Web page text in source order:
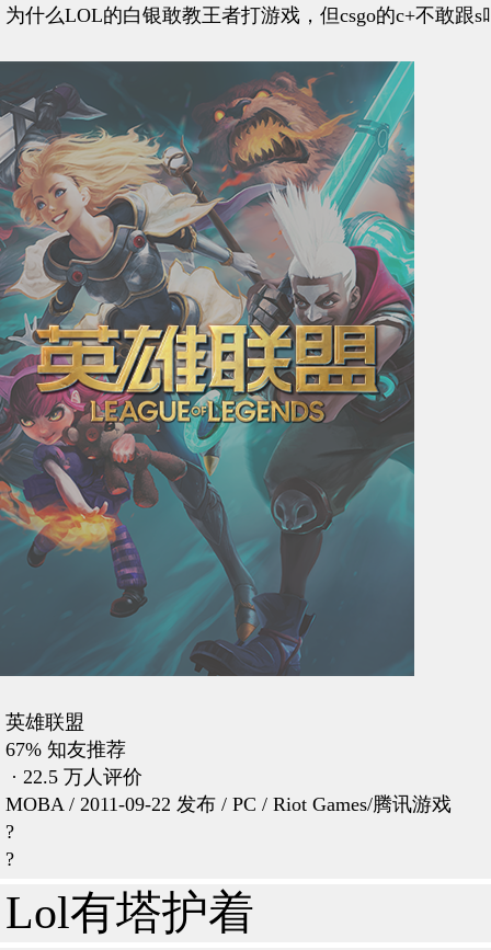
为什么LOL的白银敢教王者打游戏，但csgo的c+不敢跟s
英雄联盟
67% 知友推荐
· 22.5 万人评价
MOBA / 2011-09-22 发布 / PC / Riot Games/腾讯游戏
?
?
Lol有塔护着